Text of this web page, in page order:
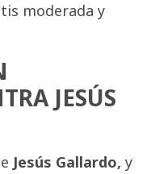
moderada y
JESÚS
Jesús Gallardo, y